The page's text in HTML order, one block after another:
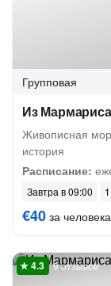
Групповая
Из
Живописная
история
Расписание:
Завтра в 09:00
€40 за человека
9 отзывов